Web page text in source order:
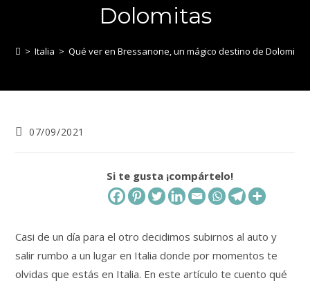
Dolomitas
> Italia > Qué ver en Bressanone, un mágico destino de Dolomitas
Publicación
07/09/2021
Si te gusta ¡compártelo!
Casi de un día para el otro decidimos subirnos al auto y
salir rumbo a un lugar en Italia donde por momentos te
olvidas que estás en Italia. En este artículo te cuento qué